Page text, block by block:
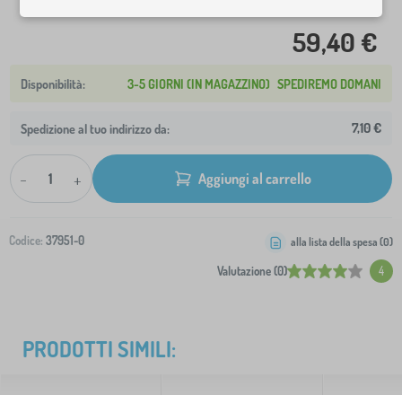
59,40 €
3-5 GIORNI (IN MAGAZZINO) SPEDIREMO DOMANI
Spedizione al tuo indirizzo da: 7,10 €
- + Aggiungi al carrello
Codice: 37951-0
Valutazione (0) 4
alla lista della spesa (0)
PRODOTTI SIMILI: